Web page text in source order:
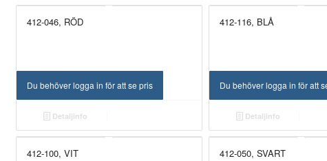
412-046, RÖD
Du behöver logga in för att se pris
Detaljinfo
412-116, BLÅ
Du behöver logga in för att
Detaljinfo
412-100, VIT 412-050, SVART